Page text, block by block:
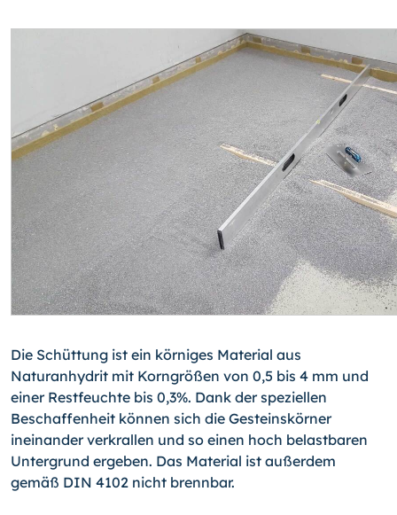
Die Schüttung ist ein körniges Material aus
Naturanhydrit mit Korngrößen von 0,5 bis 4 mm und
einer Restfeuchte bis 0,3%. Dank der speziellen
Beschaffenheit können sich die Gesteinskörner
ineinander verkrallen und so einen hoch belastbaren
Untergrund ergeben. Das Material ist außerdem
gemäß DIN 4102 nicht brennbar.